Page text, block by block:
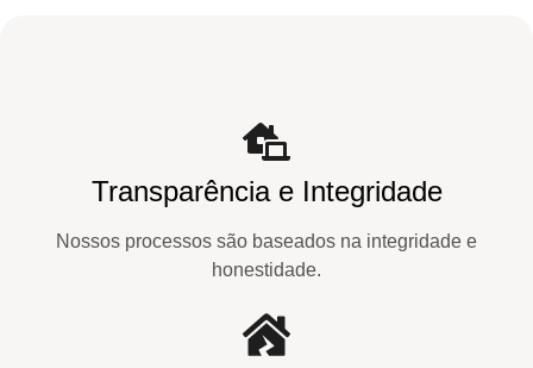
Transparência e Integridade
Nossos processos são baseados na integridade e
honestidade.